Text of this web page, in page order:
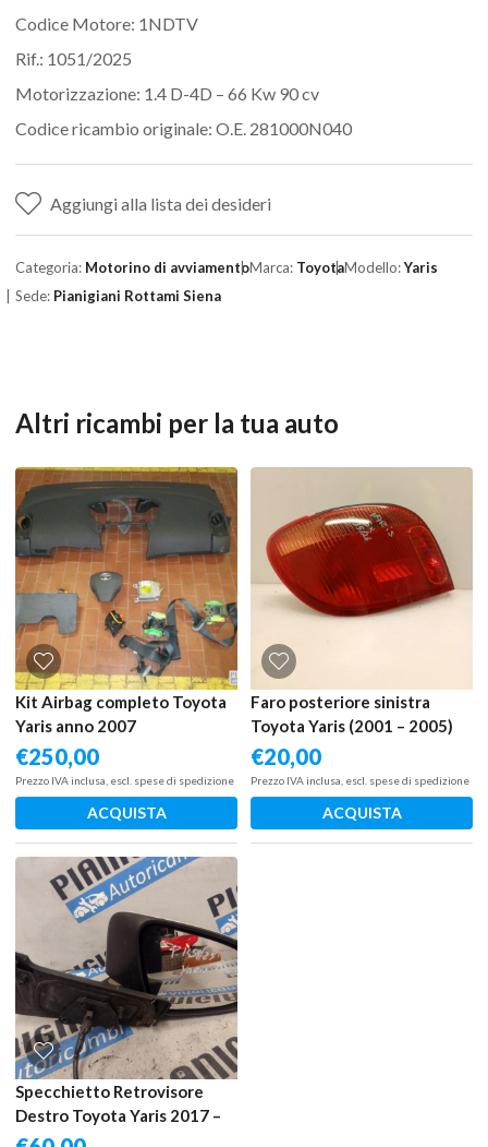
Codice Motore: 1NDTV
Rif.: 1051/2025
Motorizzazione: 1.4 D-4D – 66 Kw 90 cv
Codice ricambio originale: O.E. 281000N040
Aggiungi alla lista dei desideri
Categoria: Motorino di avviamentoMarca: ToyotaModello:Yaris
Sede: Pianigiani Rottami Siena
Altri ricambi per la tua auto
Kit Airbag completo Toyota
Yaris anno 2007
€250,00
Prezzo IVA inclusa, escl. spese di spedizione
ACQUISTA
Faro posteriore sinistra
Toyota Yaris (2001 – 2005)
1.0 48 KW benzina
815610D070 1SZ FE
€20,00
Prezzo IVA inclusa, escl. spese di spedizione
ACQUISTA
Specchietto Retrovisore
Destro Toyota Yaris 2017 –
2020